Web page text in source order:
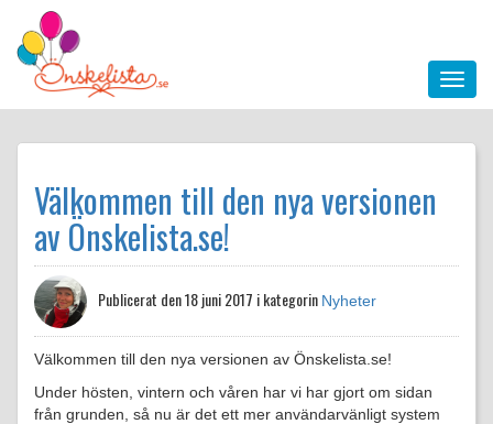
Välkommen till den nya versionen
av Önskelista.se!
Publicerat den18 juni 2017 i kategorin Nyheter
Välkommen till den nya versionen av Önskelista.se!
Under hösten, vintern och våren har vi har gjort om sidan
från grunden, så nu är det ett mer användarvänligt system